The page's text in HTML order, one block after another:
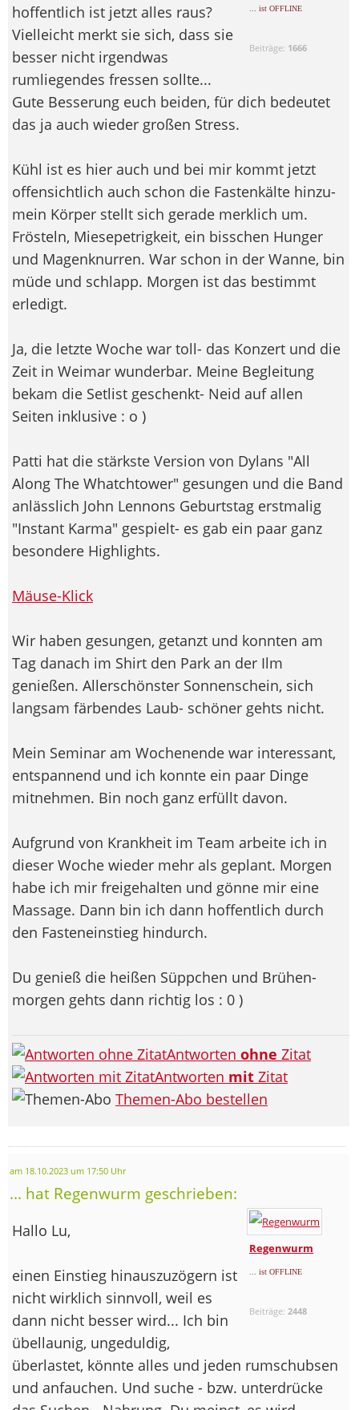
... ist OFFLINE
Beiträge: 1666
hoffentlich ist jetzt alles raus?
Vielleicht merkt sie sich, dass sie
besser nicht irgendwas
rumliegendes fressen sollte...
Gute Besserung euch beiden, für dich bedeutet
das ja auch wieder großen Stress.
Kühl ist es hier auch und bei mir kommt jetzt
offensichtlich auch schon die Fastenkälte hinzu-
mein Körper stellt sich gerade merklich um.
Frösteln, Miesepetrigkeit, ein bisschen Hunger
und Magenknurren. War schon in der Wanne, bin
müde und schlapp. Morgen ist das bestimmt
erledigt.
Ja, die letzte Woche war toll- das Konzert und die
Zeit in Weimar wunderbar. Meine Begleitung
bekam die Setlist geschenkt- Neid auf allen
Seiten inklusive : o )
Patti hat die stärkste Version von Dylans "All
Along The Whatchtower" gesungen und die Band
anlässlich John Lennons Geburtstag erstmalig
"Instant Karma" gespielt- es gab ein paar ganz
besondere Highlights.
Mäuse-Klick
Wir haben gesungen, getanzt und konnten am
Tag danach im Shirt den Park an der Ilm
genießen. Allerschönster Sonnenschein, sich
langsam färbendes Laub- schöner gehts nicht.
Mein Seminar am Wochenende war interessant,
entspannend und ich konnte ein paar Dinge
mitnehmen. Bin noch ganz erfüllt davon.
Aufgrund von Krankheit im Team arbeite ich in
dieser Woche wieder mehr als geplant. Morgen
habe ich mir freigehalten und gönne mir eine
Massage. Dann bin ich dann hoffentlich durch
den Fasteneinstieg hindurch.
Du genieß die heißen Süppchen und Brühen-
morgen gehts dann richtig los : 0 )
Antworten ohne Zitat
Antworten mit Zitat
Themen-Abo bestellen
am 18.10.2023 um 17:50 Uhr
... hat Regenwurm geschrieben:
Regenwurm
... ist OFFLINE
Beiträge: 2448
Hallo Lu,
einen Einstieg hinauszuzögern ist
nicht wirklich sinnvoll, weil es
dann nicht besser wird... Ich bin
übellaunig, ungeduldig,
überlastet, könnte alles und jeden rumschubsen
und anfauchen. Und suche - bzw. unterdrücke